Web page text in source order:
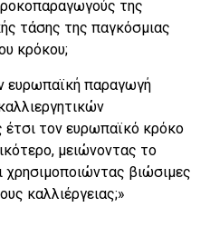
της
τάσης της παγκόσμιας
κρόκου;
ευρωπαϊκή παραγωγή
τον ευρωπαϊκό κρόκο
μειώνοντας το
βιώσιμες
καλλιέργειας;»